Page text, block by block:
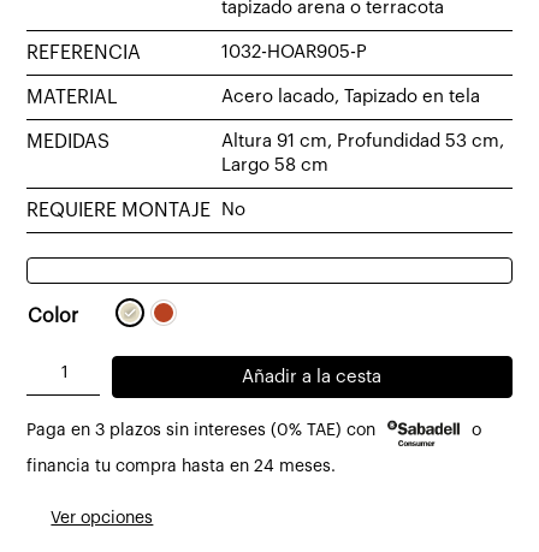
tapizado arena o terracota
REFERENCIA 1032-HOAR905-P
MATERIAL Acero lacado, Tapizado en tela
MEDIDAS
Altura 91 cm, Profundidad 53 cm,
Largo 58 cm
REQUIERE MONTAJE No
Color
Silla
reposabrazos
Hole
Añadir a la cesta
Paga en 3 plazos sin intereses (0% TAE) con o
financia tu compra hasta en 24 meses.
Ver opciones